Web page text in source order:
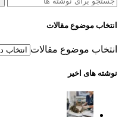
انتخاب موضوع مقالات
انتخاب موضوع مقالات
نوشته های اخیر